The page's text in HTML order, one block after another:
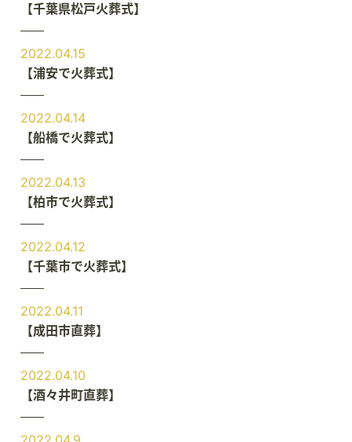
【千葉県松戸火葬式】
2022.04.15
【浦安で火葬式】
2022.04.14
【船橋で火葬式】
2022.04.13
【柏市で火葬式】
2022.04.12
【千葉市で火葬式】
2022.04.11
【成田市直葬】
2022.04.10
【酒々井町直葬】